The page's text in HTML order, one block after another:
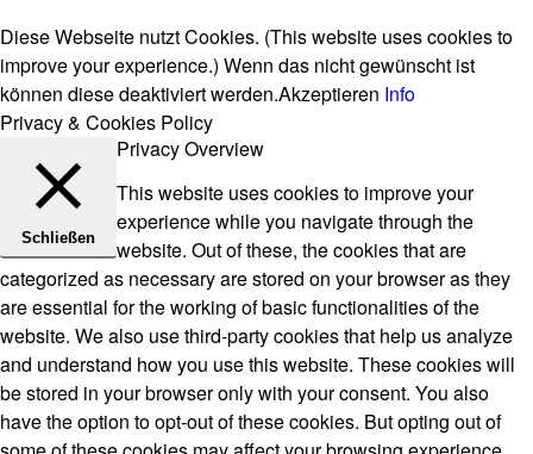
Diese Webseite nutzt Cookies. (This website uses cookies to
improve your experience.) Wenn das nicht gewünscht ist
können diese deaktiviert werden.Akzeptieren Info
Privacy & Cookies Policy
Schließen
Privacy Overview
This website uses cookies to improve your
experience while you navigate through the
website. Out of these, the cookies that are
categorized as necessary are stored on your browser as they
are essential for the working of basic functionalities of the
website. We also use third-party cookies that help us analyze
and understand how you use this website. These cookies will
be stored in your browser only with your consent. You also
have the option to opt-out of these cookies. But opting out of